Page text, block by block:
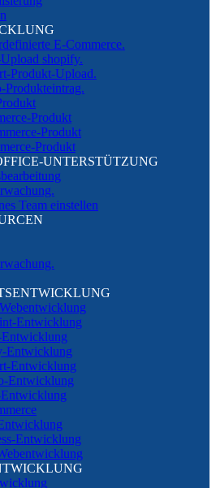
E-Commerce.
shopify.
Produkt-Upload.
Produkteintrag.
Produkt
Produkt
Produkt
UNTERSTÜTZUNG
Team einstellen
Entwicklung
Entwicklung
Entwicklung
Entwicklung
Entwicklung
Entwicklung